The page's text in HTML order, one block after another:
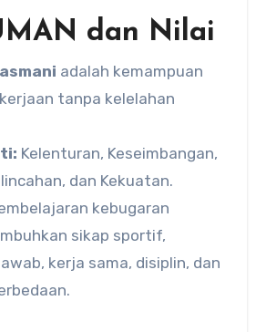
dan Nilai
adalah kemampuan
tanpa kelelahan
Kelenturan, Keseimbangan,
dan Kekuatan.
kebugaran
sikap sportif,
kerja sama, disiplin, dan